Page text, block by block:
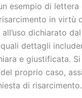
esempio di
in virtù
dichiarato
dettagli
e giustificata.
proprio caso,
di risarcimento.